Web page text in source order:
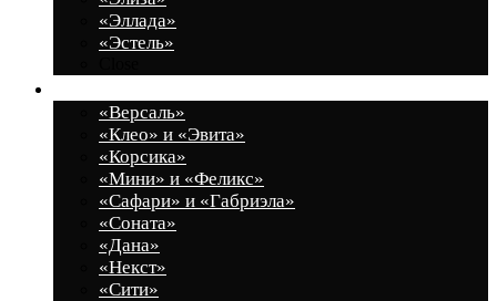
«Эллада»
«Эстель»
«Версаль»
«Клео» и «Эвита»
«Корсика»
«Мини» и «Феликс»
«Сафари» и «Габриэла»
«Соната»
«Дана»
«Некст»
«Сити»